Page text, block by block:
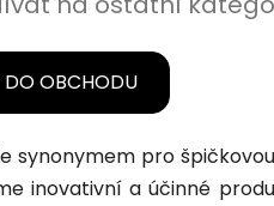
DO OBCHODU
synonymem pro
inovativní a účinné